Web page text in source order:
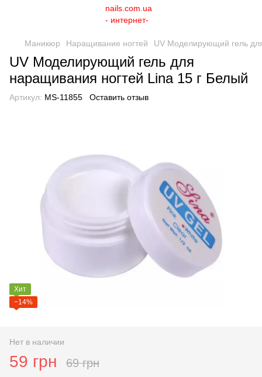
Маникюр Наращивание ногтей UV Моделирующий гель
UV Моделирующий гель для
наращивания ногтей Lina 15 г Белый
Артикул: MS-11855 Оставить отзыв
Хит
−14%
Нет в наличии
59 грн 69 грн